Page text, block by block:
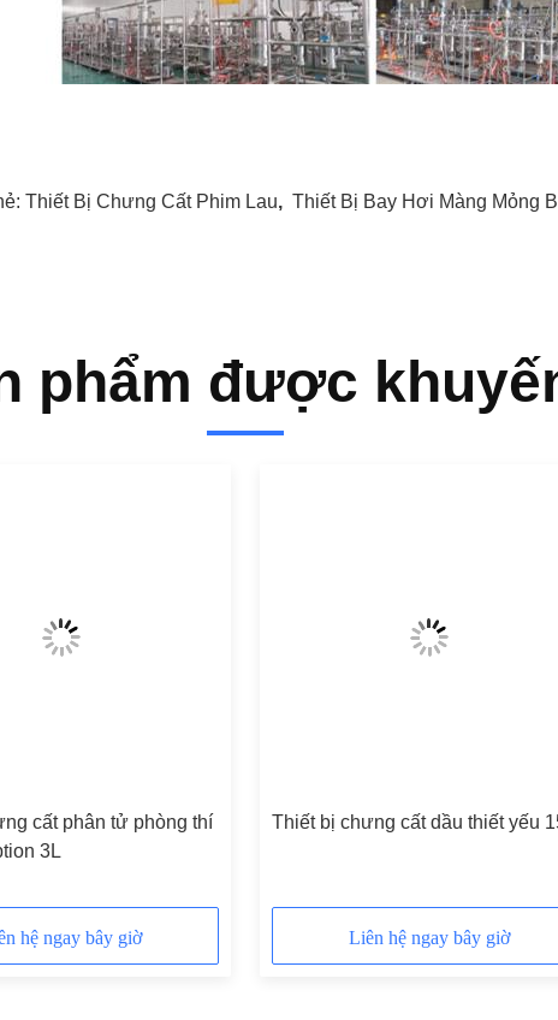
Thiết Bị Chưng Cất Phim Lau, Thiết Bị Bay Hơi Màng Mỏng
phẩm được
cất phân tử phòng thí
3L
hệ ngay bây giờ
Thiết bị chưng cất dầu thiết yếu
Liên hệ ngay bây giờ